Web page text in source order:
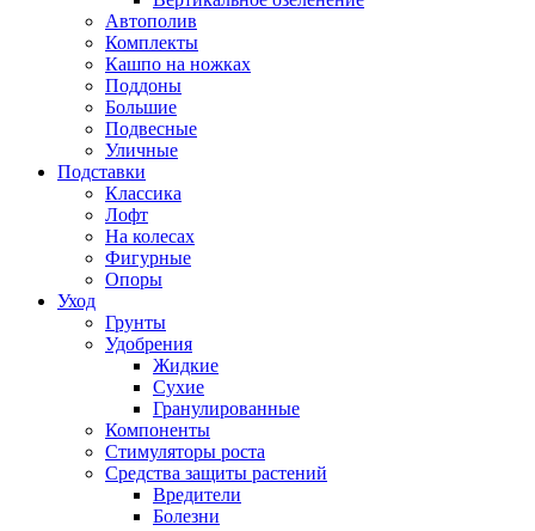
Автополив
Комплекты
Кашпо на ножках
Поддоны
Большие
Подвесные
Уличные
Подставки
Классика
Лофт
На колесах
Фигурные
Опоры
Уход
Грунты
Удобрения
Жидкие
Сухие
Гранулированные
Компоненты
Стимуляторы роста
Средства защиты растений
Вредители
Болезни